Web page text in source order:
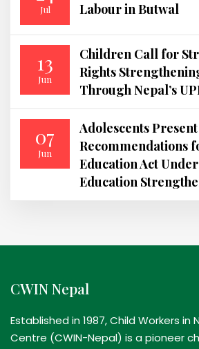
Jul
Labour in Butwal
13
Jun
Children Call for
Rights
Through Nepal’s
07
Jun
Adolescents
Recommendations
Education Act
Education
CWIN Nepal
Established in 1987, Child Workers
Centre (CWIN-Nepal) is a pioneer